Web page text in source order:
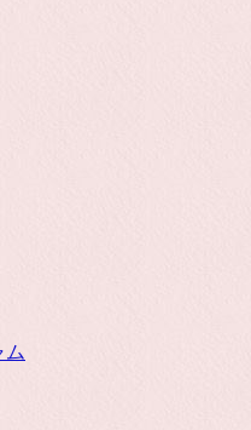
ム